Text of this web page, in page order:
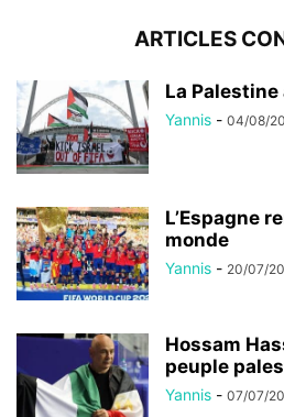
ARTICLES
La Palestine
Yannis - 04/08/
L’Espagne
monde
Yannis - 20/07/
Hossam
peuple
Yannis - 07/07/